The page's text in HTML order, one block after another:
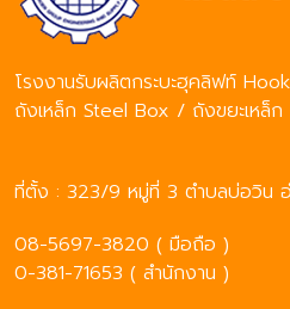
โรงงานรับผลิตกระบะฮุคลิฟท์
ถังเหล็ก Steel Box / ถังขยะเหล็
ที่ตั้ง : 323/9 หมู่ที่ 3 ตำบลบ่อวิน
08-5697-3820 ( มือถือ )
0-381-71653 ( สำนักงาน )